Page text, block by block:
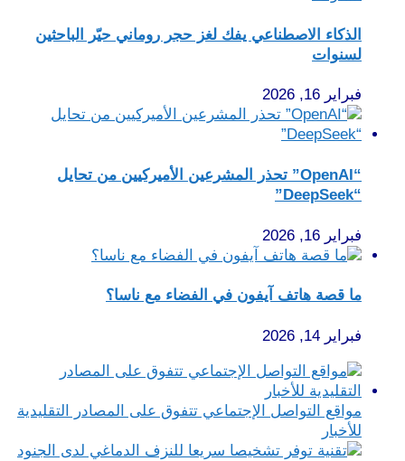
الذكاء الاصطناعي يفك لغز حجر روماني حيّر الباحثين
لسنوات
فبراير 16, 2026
“OpenAI” تحذر المشرعين الأميركيين من تحايل
“DeepSeek”
فبراير 16, 2026
ما قصة هاتف آيفون في الفضاء مع ناسا؟
فبراير 14, 2026
مواقع التواصل الإجتماعي تتفوق على المصادر التقليدية
للأخبار